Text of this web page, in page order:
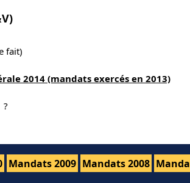
fait)
2014 (mandats exercés en 2013)
?
Mandats 2009 Mandats 2008